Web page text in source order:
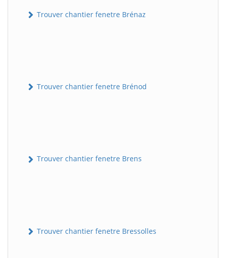
Trouver chantier fenetre Brénaz
Trouver chantier fenetre Brénod
Trouver chantier fenetre Brens
Trouver chantier fenetre Bressolles